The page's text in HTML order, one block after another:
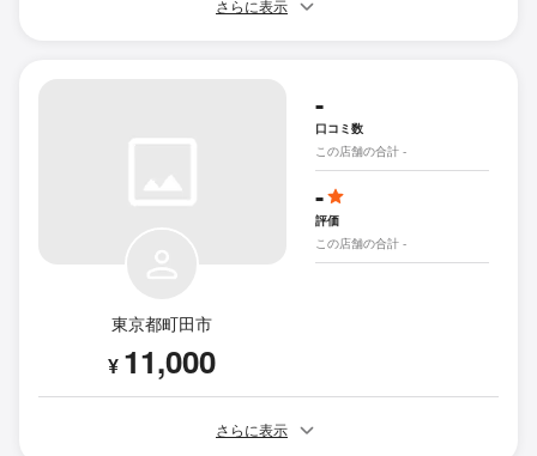
さらに表示
東京都町田市
¥ 11,000
-
口コミ数
この店舗の合計 -
-
評価
この店舗の合計 -
さらに表示